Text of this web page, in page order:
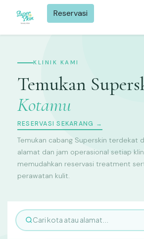
Reservasi​
KLINIK KAMI
Temukan
Kotamu
RESERVASI SEKARANG →
Temukan cabang Superskin terdekat
alamat dan jam operasional setiap
memudahkan reservasi treatment
perawatan kulit.